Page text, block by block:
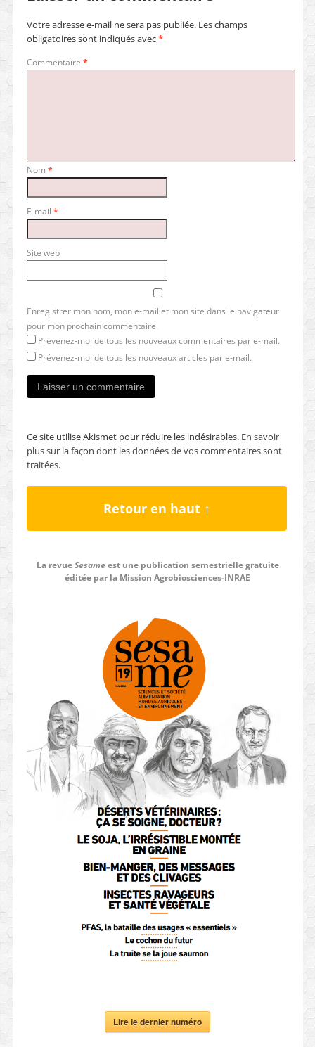
Votre adresse e-mail ne sera pas publiée. Les champs
obligatoires sont indiqués avec*
Commentaire *
Nom *
E-mail *
Site web
Enregistrer mon nom, mon e-mail et mon site dans le navigateur
pour mon prochain commentaire.
Prévenez-moi de tous les nouveaux commentaires par e-mail.
Prévenez-moi de tous les nouveaux articles par e-mail.
Ce site utilise Akismet pour réduire les indésirables. En savoir
plus sur la façon dont les données de vos commentaires sont
traitées.
Retour en haut ↑
La revueSesameest une publication semestrielle gratuite
éditée par la Mission Agrobiosciences-INRAE
Lire le dernier numéro